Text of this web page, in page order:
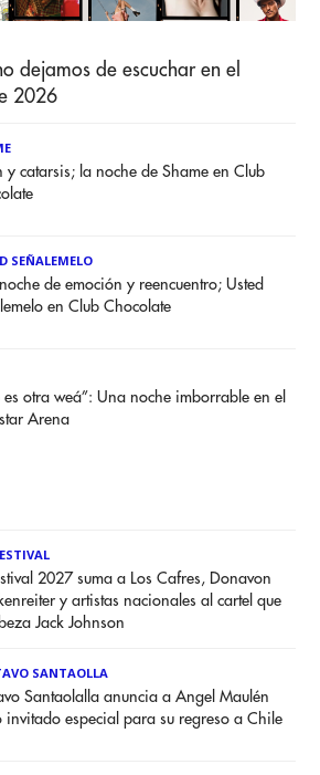
dejamos de escuchar en el
2026
y catarsis; la noche de Shame en Club
SEÑALEMELO
de emoción y reencuentro; Usted
en Club Chocolate
es otra weá”: Una noche imborrable en el
Arena
2027 suma a Los Cafres, Donavon
y artistas nacionales al cartel que
Jack Johnson
SANTAOLLA
Santaolalla anuncia a Angel Maulén
invitado especial para su regreso a Chile